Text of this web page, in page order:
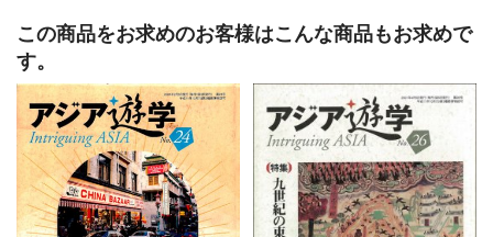
この商品をお求めのお客様はこんな商品もお求めで
す。